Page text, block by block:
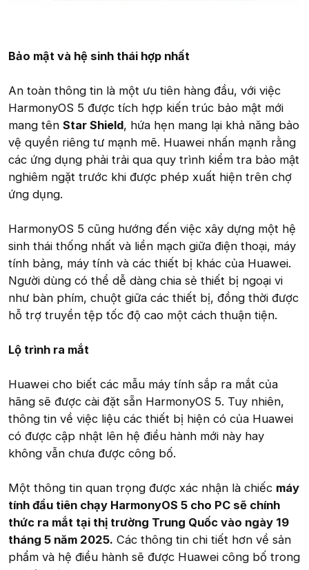
Bảo mật và hệ sinh thái hợp nhất
An toàn thông tin là một ưu tiên hàng đầu, với việc
HarmonyOS 5 được tích hợp kiến trúc bảo mật mới
mang tên Star Shield, hứa hẹn mang lại khả năng bảo
vệ quyền riêng tư mạnh mẽ. Huawei nhấn mạnh rằng
các ứng dụng phải trải qua quy trình kiểm tra bảo mật
nghiêm ngặt trước khi được phép xuất hiện trên chợ
ứng dụng.
HarmonyOS 5 cũng hướng đến việc xây dựng một hệ
sinh thái thống nhất và liền mạch giữa điện thoại, máy
tính bảng, máy tính và các thiết bị khác của Huawei.
Người dùng có thể dễ dàng chia sẻ thiết bị ngoại vi
như bàn phím, chuột giữa các thiết bị, đồng thời được
hỗ trợ truyền tệp tốc độ cao một cách thuận tiện.
Lộ trình ra mắt
Huawei cho biết các mẫu máy tính sắp ra mắt của
hãng sẽ được cài đặt sẵn HarmonyOS 5. Tuy nhiên,
thông tin về việc liệu các thiết bị hiện có của Huawei
có được cập nhật lên hệ điều hành mới này hay
không vẫn chưa được công bố.
Một thông tin quan trọng được xác nhận là chiếc máy
tính đầu tiên chạy HarmonyOS 5 cho PC sẽ chính
thức ra mắt tại thị trường Trung Quốc vào ngày 19
tháng 5 năm 2025. Các thông tin chi tiết hơn về sản
phẩm và hệ điều hành sẽ được Huawei công bố trong